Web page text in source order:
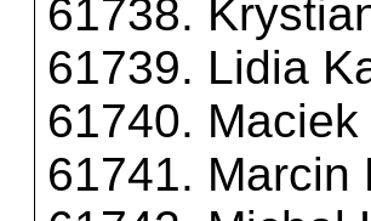
61738.
61739. Lidia
61740. Maciek
61741. Marcin